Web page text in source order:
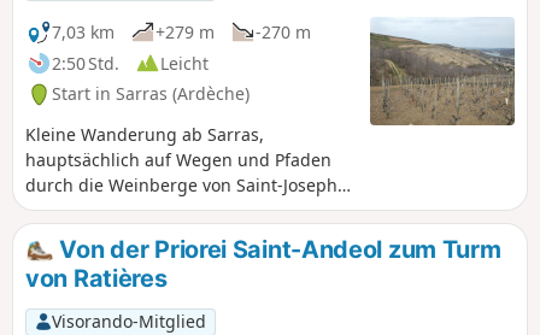
7,03 km
+279 m
-270 m
2:50 Std.
Leicht
Start in Sarras (Ardèche)
Kleine Wanderung ab Sarras,
hauptsächlich auf Wegen und Pfaden
durch die Weinberge von Saint-Joseph
und durch den Wald. Inoffizielle und
daher nicht markierte Route, GPS oder
die App Visorando mitnehmen.
Während der Weinlese zu vermeiden,
um die Winzer nicht zu stören.
Von der Priorei Saint-Andeol zum Turm
von Ratières
Visorando-Mitglied